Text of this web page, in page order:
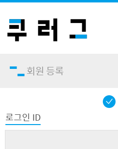
회원 등록
로그인 ID